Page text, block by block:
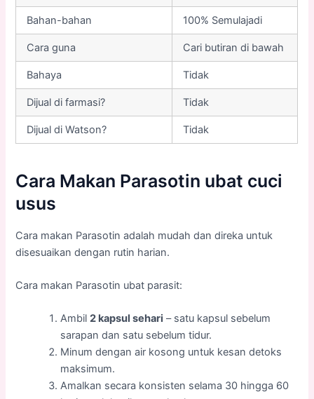
Bahan-bahan 100% Semulajadi
Cara guna Cari butiran di bawah
Bahaya Tidak
Dijual di farmasi? Tidak
Dijual di Watson? Tidak
Cara Makan Parasotin ubat cuci
usus
Cara makan Parasotin adalah mudah dan direka untuk
disesuaikan dengan rutin harian.
Cara makan Parasotin ubat parasit:
Ambil2 kapsul sehari – satu kapsul sebelum
sarapan dan satu sebelum tidur.
Minum dengan air kosong untuk kesan detoks
maksimum.
Amalkan secara konsisten selama 30 hingga 60